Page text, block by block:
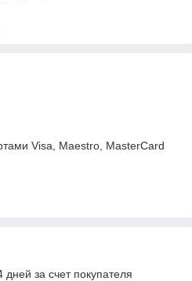
Visa, Maestro, MasterCard
дней за счет покупателя